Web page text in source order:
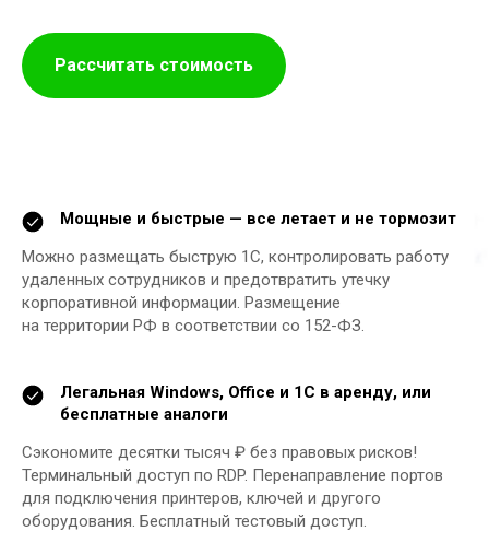
Рассчитать стоимость
Мощные и быстрые — все летает и не тормозит
Можно размещать быструю 1С, контролировать работу
удаленных сотрудников и предотвратить утечку
корпоративной информации. Размещение
на территории РФ в соответствии со 152-ФЗ.
Легальная Windows, Office и 1С в аренду, или
бесплатные аналоги
Сэкономите десятки тысяч ₽ без правовых рисков!
Терминальный доступ по RDP. Перенаправление портов
для подключения принтеров, ключей и другого
оборудования. Бесплатный тестовый доступ.